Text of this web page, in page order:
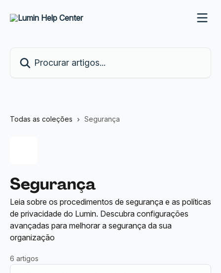
Todas as coleções Segurança
Segurança
Leia sobre os procedimentos de segurança e as políticas
de privacidade do Lumin. Descubra configurações
avançadas para melhorar a segurança da sua
organização
6 artigos